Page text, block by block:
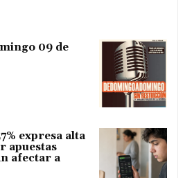
09 de
expresa alta
apuestas
afectar a